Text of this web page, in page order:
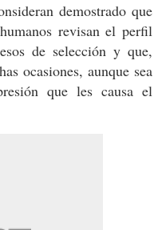
demostrado que
revisan el perfil
de selección y que,
ocasiones, aunque sea
que les causa el